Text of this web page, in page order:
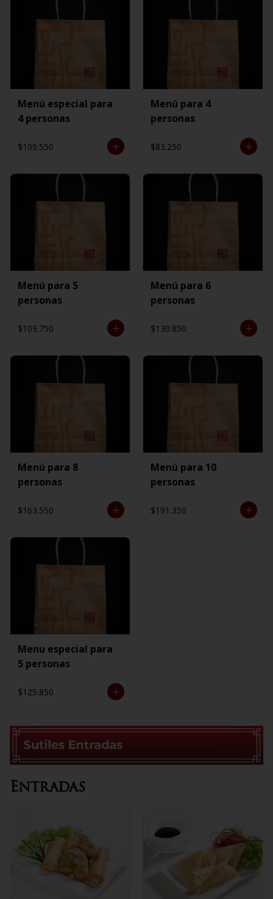
Menú especial para
4 personas
$109.550
Menú para 4
personas
$83.250
Menú para 5
personas
$109.750
Menú para 6
personas
$130.850
Menú para 8
personas
$163.550
Menú para 10
personas
$191.350
Menu especial para
5 personas
$125.850
Entradas